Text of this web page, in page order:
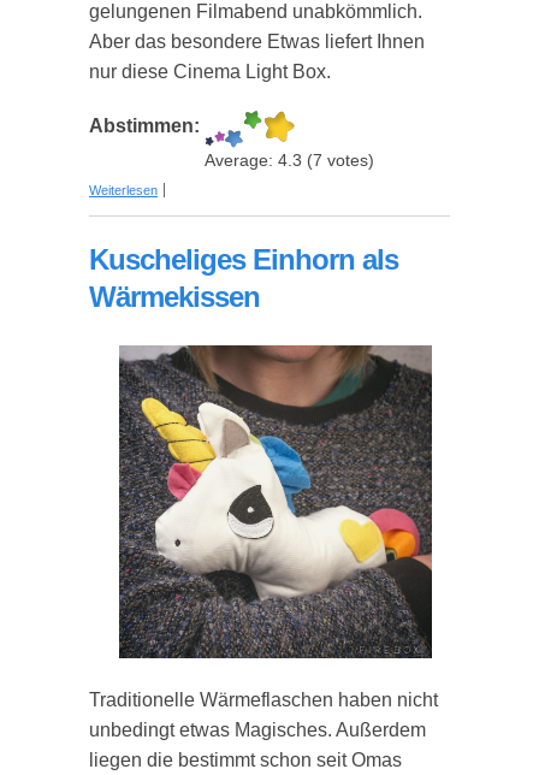
gelungenen Filmabend unabkömmlich.
Aber das besondere Etwas liefert Ihnen
nur diese Cinema Light Box.
Abstimmen:
Average: 4.3 (7 votes)
Weiterlesen über Cinema Light Box - Die persönliche Kinotafel
Kuscheliges Einhorn als
Wärmekissen
Traditionelle Wärmeflaschen haben nicht
unbedingt etwas Magisches. Außerdem
liegen die bestimmt schon seit Omas